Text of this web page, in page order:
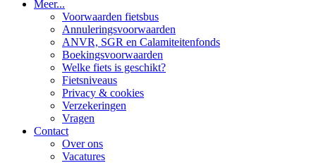
Meer...
Voorwaarden fietsbus
Annuleringsvoorwaarden
ANVR, SGR en Calamiteitenfonds
Boekingsvoorwaarden
Welke fiets is geschikt?
Fietsniveaus
Privacy & cookies
Verzekeringen
Vragen
Contact
Over ons
Vacatures